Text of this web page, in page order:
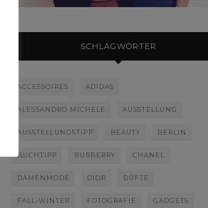
SCHLAGWÖRTER
ACCESSOIRES ADIDAS
ALESSANDRO MICHELE AUSSTELLUNG
AUSSTELLUNGSTIPP BEAUTY BERLIN
BUCHTIPP BURBERRY CHANEL
DAMENMODE DIOR DÜFTE
FALL-WINTER FOTOGRAFIE GADGETS